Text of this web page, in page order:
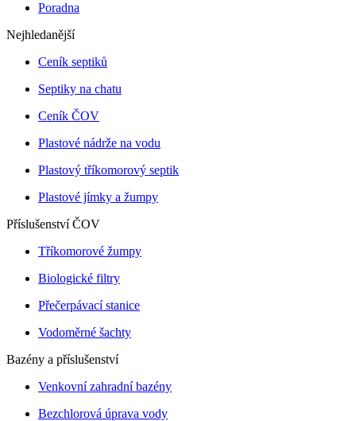
Poradna
Nejhledanější
Ceník septiků
Septiky na chatu
Ceník ČOV
Plastové nádrže na vodu
Plastový tříkomorový septik
Plastové jímky a žumpy
Příslušenství ČOV
Tříkomorové žumpy
Biologické filtry
Přečerpávací stanice
Vodoměrné šachty
Bazény a příslušenství
Venkovní zahradní bazény
Bezchlorová úprava vody